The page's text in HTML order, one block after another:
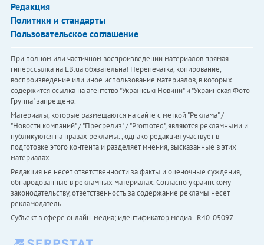
Редакция
Политики и стандарты
Пользовательское соглашение
При полном или частичном воспроизведении материалов прямая
гиперссылка на LB.ua обязательна! Перепечатка, копирование,
воспроизведение или иное использование материалов, в которых
содержится ссылка на агентство "Українськi Новини" и "Украинская Фото
Группа" запрещено.
Материалы, которые размещаются на сайте с меткой "Реклама" /
"Новости компаний" / "Пресрелиз" / "Promoted", являются рекламными и
публикуются на правах рекламы. , однако редакция участвует в
подготовке этого контента и разделяет мнения, высказанные в этих
материалах.
Редакция не несет ответственности за факты и оценочные суждения,
обнародованные в рекламных материалах. Согласно украинскому
законодательству, ответственность за содержание рекламы несет
рекламодатель.
Субъект в сфере онлайн-медиа; идентификатор медиа - R40-05097